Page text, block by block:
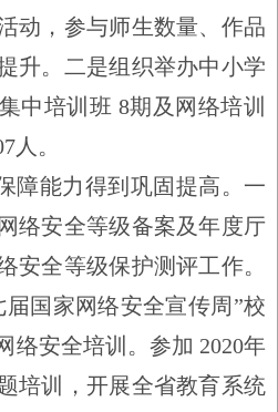
动，参与师生数量、作品
升。二是组织举办中小学
中培训班 8期及网络培训
人。
障能力得到巩固提高。 一
络安全等级备案及年度厅
安全等级保护测评工作。
届国家网络安全宣传周 ”校
络安全培训。参加 2020年
培训，开展全省教育系统